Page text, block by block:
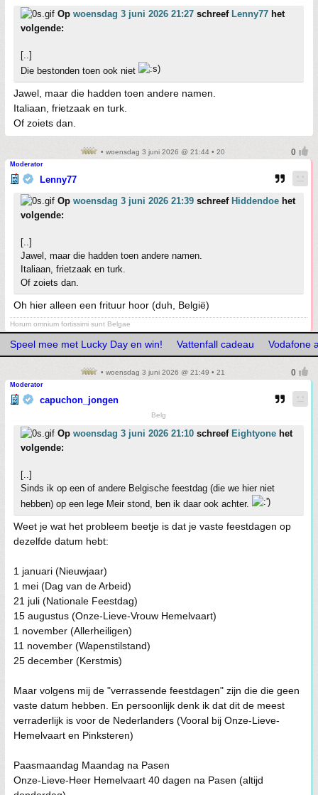
Op woensdag 3 juni 2026 21:27 schreef Lenny77 het
volgende:
[..]
Die bestonden toen ook niet
Jawel, maar die hadden toen andere namen.
Italiaan, frietzaak en turk.
Of zoiets dan.
• woensdag 3 juni 2026 @ 21:44 • 20
Moderator
Lenny77
Op woensdag 3 juni 2026 21:39 schreef Hiddendoe het
volgende:
[..]
Jawel, maar die hadden toen andere namen.
Italiaan, frietzaak en turk.
Of zoiets dan.
Oh hier alleen een frituur hoor (duh, België)
Horum omnium fortissimi sunt Belgae
Speel mee met Lucky Day en win! Vattenfall cadeau Vodafone
• woensdag 3 juni 2026 @ 21:49 • 21
Moderator
capuchon_jongen
Belg
Op woensdag 3 juni 2026 21:10 schreef Eightyone het
volgende:
[..]
Sinds ik op een of andere Belgische feestdag (die we hier niet
hebben) op een lege Meir stond, ben ik daar ook achter.
Weet je wat het probleem beetje is dat je vaste feestdagen op
dezelfde datum hebt:
1 januari (Nieuwjaar)
1 mei (Dag van de Arbeid)
21 juli (Nationale Feestdag)
15 augustus (Onze-Lieve-Vrouw Hemelvaart)
1 november (Allerheiligen)
11 november (Wapenstilstand)
25 december (Kerstmis)
Maar volgens mij de "verrassende feestdagen" zijn die die geen
vaste datum hebben. En persoonlijk denk ik dat dit de meest
verraderlijk is voor de Nederlanders (Vooral bij Onze-Lieve-
Hemelvaart en Pinksteren)
Paasmaandag Maandag na Pasen
Onze-Lieve-Heer Hemelvaart 40 dagen na Pasen (altijd